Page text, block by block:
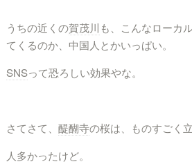
うちの近くの賀茂川 も、こんなローカ
てくるのか、中国人とかいっぱい。
SNSって恐ろしい効果やな。
さてさて、 醍醐寺の桜は、ものすごく
人多かったけど。